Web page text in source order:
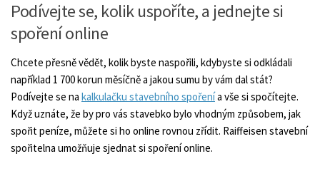
Podívejte se, kolik uspoříte, a jednejte si
spoření online
Chcete přesně vědět, kolik byste naspořili, kdybyste si odkládali
například 1 700 korun měsíčně a jakou sumu by vám dal stát?
Podívejte se na kalkulačku stavebního spořenía vše si spočítejte.
Když uznáte, že by pro vás stavebko bylo vhodným způsobem, jak
spořit peníze, můžete si ho online rovnou zřídit. Raiffeisen stavební
spořitelna umožňuje sjednat si spoření online.